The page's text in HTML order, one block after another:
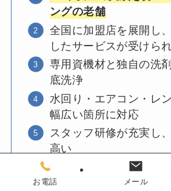
ングの老舗
全国に加盟店を展開し
したサービスが受けら
専用資機材と独自の洗
底洗浄
水回り・エアコン・レ
幅広い箇所に対応
スタッフ研修が充実し
高い
お電話 メール